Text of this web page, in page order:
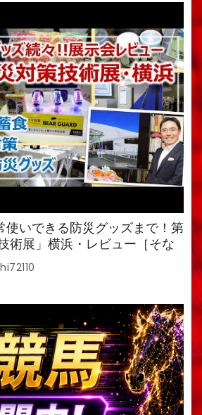
使いできる防災グッズまで！第
術展」横浜・レビュー［そな
］